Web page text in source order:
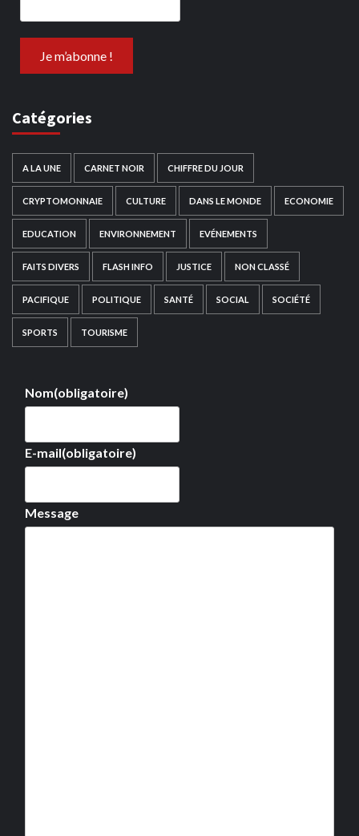
Catégories
A LA UNE CARNET NOIR CHIFFRE DU JOUR
CRYPTOMONNAIE CULTURE DANS LE MONDE ECONOMIE
EDUCATION ENVIRONNEMENT EVÉNEMENTS
FAITS DIVERS FLASH INFO JUSTICE NON CLASSÉ
PACIFIQUE POLITIQUE SANTÉ SOCIAL SOCIÉTÉ
SPORTS TOURISME
Nom(obligatoire)
E-mail(obligatoire)
Message